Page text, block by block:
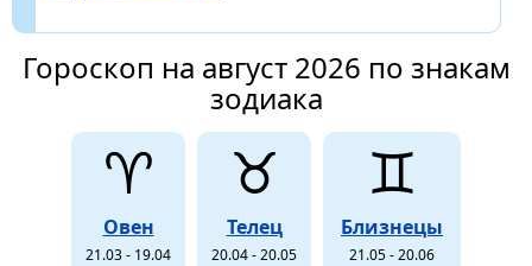
Гороскоп на август 2026 по знакам
зодиака
♈
Овен
21.03 - 19.04
♉
Телец
20.04 - 20.05
♊
Близнецы
21.05 - 20.06